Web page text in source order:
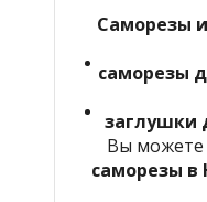
Саморезы
саморезы
заглушки
Вы можете
саморезы